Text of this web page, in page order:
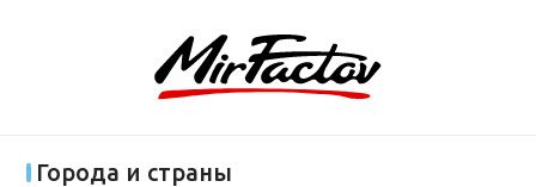
Города и страны